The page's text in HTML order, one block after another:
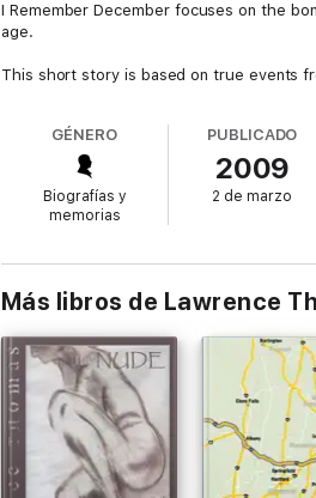
I Remember December focuses on the
age.
This short story is based on true events
GÉNERO
Biografías y
memorias
PUBLICADO
2009
2 de marzo
Más libros de Lawrence